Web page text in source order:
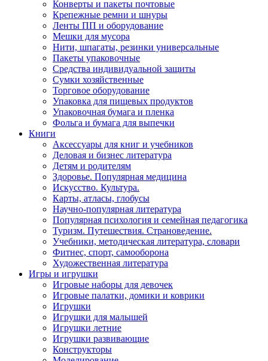
Конверты и пакеты почтовые
Крепежные ремни и шнуры
Ленты ПП и оборудование
Мешки для мусора
Нити, шпагаты, резинки универсальные
Пакеты упаковочные
Средства индивидуальной защиты
Сумки хозяйственные
Торговое оборудование
Упаковка для пищевых продуктов
Упаковочная бумага и пленка
Фольга и бумага для выпечки
Книги
Аксессуары для книг и учебников
Деловая и бизнес литература
Детям и родителям
Здоровье. Популярная медицина
Искусство. Культура.
Карты, атласы, глобусы
Научно-популярная литература
Популярная психология и семейная педагогика
Туризм. Путешествия. Страноведение.
Учебники, методическая литература, словари
Фитнес, спорт, самооборона
Художественная литература
Игры и игрушки
Игровые наборы для девочек
Игровые палатки, домики и коврики
Игрушки
Игрушки для малышей
Игрушки летние
Игрушки развивающие
Конструкторы